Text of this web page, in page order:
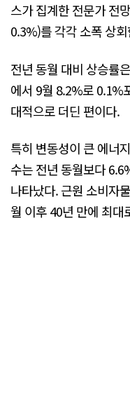
스가 집계한 전문가 전
0.3%)를 각각 소폭 상
전년 동월 대비 상승률
에서 9월 8.2%로 0.1%
대적으로 더딘 편이다.
특히 변동성이 큰 에너
수는 전년 동월보다
나타났다. 근원 소비자
월 이후 40년 만에 최대